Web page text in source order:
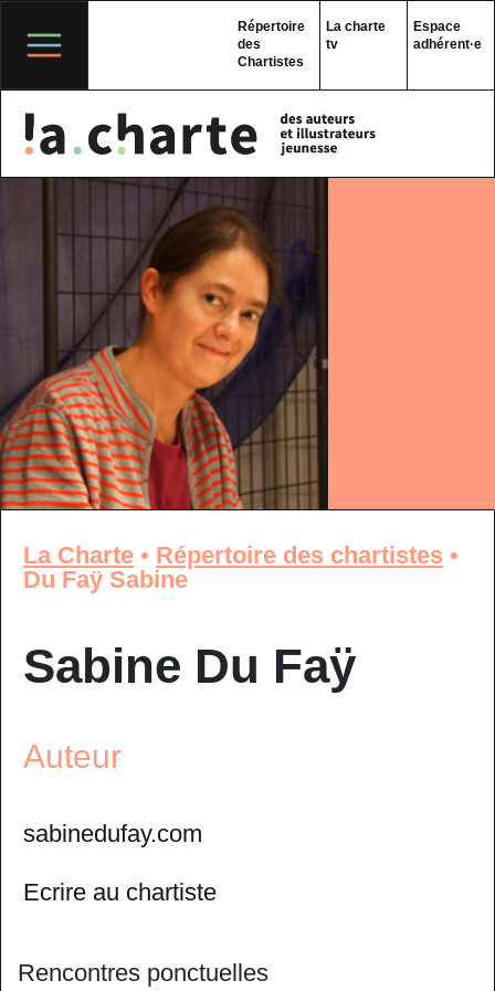
content
Répertoire
des
Chartistes
La charte
tv
Espace
adhérent·e
La Charte • Répertoire des chartistes •
Du Faÿ Sabine
Sabine Du Faÿ
Auteur
sabinedufay.com
Ecrire au chartiste
Rencontres ponctuelles